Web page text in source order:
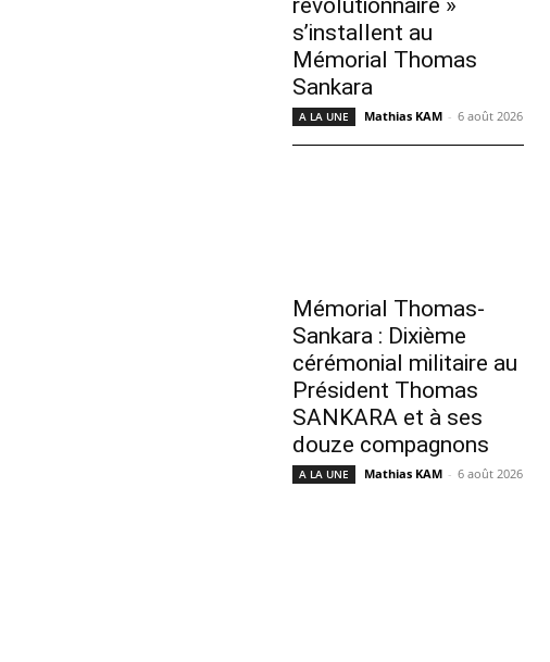
révolutionnaire »
s’installent au
Mémorial Thomas
Sankara
A LA UNE Mathias KAM - 6 août 2026
Mémorial Thomas-
Sankara : Dixième
cérémonial militaire au
Président Thomas
SANKARA et à ses
douze compagnons
A LA UNE Mathias KAM - 6 août 2026